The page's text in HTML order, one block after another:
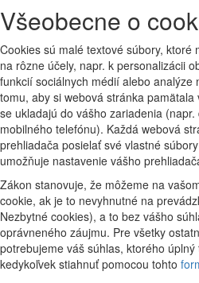
Všeobecne o
Cookies sú malé textové súbory, ktoré
na rôzne účely, napr. k personalizácii
funkcií sociálnych médií alebo analýze
tomu, aby si webová stránka
se ukladajú do vášho zariadenia
mobilného telefónu). Každá webová
prehliadača posielať své vlastné
umožňuje nastavenie vášho
Zákon stanovuje, že môžeme na
cookie, ak je to nevyhnutné na
Nezbytné cookies), a to bez vášho
oprávneného záujmu. Pre všetky
potrebujeme váš súhlas, ktorého úplný
kedykoľvek stiahnuť pomocou tohto